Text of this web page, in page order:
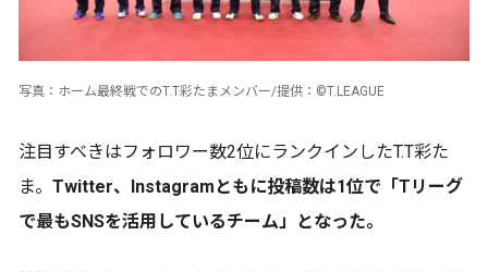
写真：ホーム最終戦でのT.T彩たまメンバー/提供：©T.LEAGUE
注目すべきはフォロワー数2位にランクインしたT.T彩た
ま。 Twitter、Instagramともに投稿数は1位で「Tリーグ
で最もSNSを活用しているチーム」となった。